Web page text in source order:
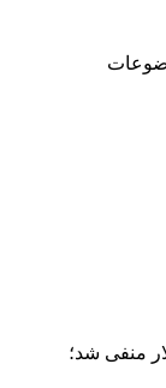
میلیارد دلار منفی شد؛